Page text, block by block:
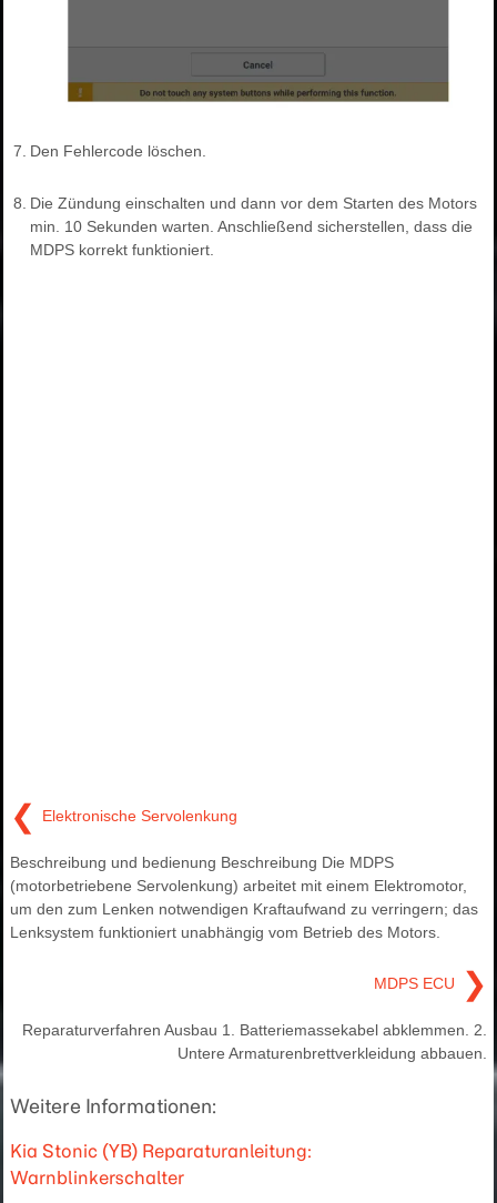
7. Den Fehlercode löschen.
8. Die Zündung einschalten und dann vor dem Starten des Motors
min. 10 Sekunden warten. Anschließend sicherstellen, dass die
MDPS korrekt funktioniert.
❮ Elektronische Servolenkung
Beschreibung und bedienung Beschreibung Die MDPS
(motorbetriebene Servolenkung) arbeitet mit einem Elektromotor,
um den zum Lenken notwendigen Kraftaufwand zu verringern; das
Lenksystem funktioniert unabhängig vom Betrieb des Motors.
MDPS ECU ❯
Reparaturverfahren Ausbau 1. Batteriemassekabel abklemmen. 2.
Untere Armaturenbrettverkleidung abbauen.
Weitere Informationen:
Kia Stonic (YB) Reparaturanleitung:
Warnblinkerschalter